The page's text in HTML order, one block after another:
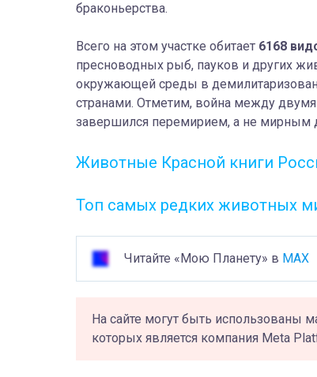
браконьерства.
Всего на этом участке обитает 6168
пресноводных рыб, пауков и других
окружающей среды в
странами. Отметим, война между
завершился перемирием, а не мирным
Животные Красной книги
Топ самых редких животных
Читайте «Мою Планету» в MAX
На сайте могут быть использованы
которых является компания Meta